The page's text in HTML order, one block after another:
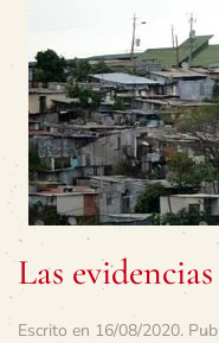
Las
Escrito en 16/08/2020.